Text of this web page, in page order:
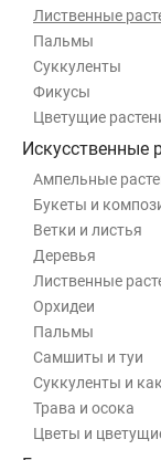
Лиственные
Пальмы
Суккуленты
Фикусы
Цветущие
Искусственные
Ампельные
Букеты и
Ветки и листья
Деревья
Лиственные
Орхидеи
Пальмы
Самшиты и туи
Суккуленты и
Трава и осока
Цветы и